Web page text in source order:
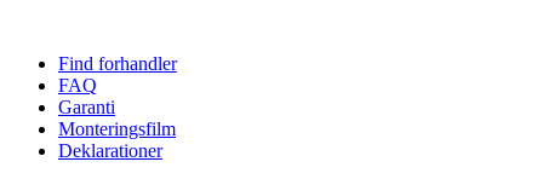
Find forhandler
FAQ
Garanti
Monteringsfilm
Deklarationer